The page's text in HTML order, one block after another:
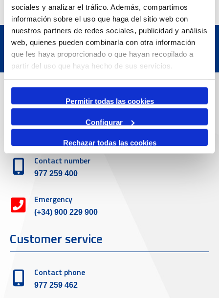
sociales y analizar el tráfico. Además, compartimos
información sobre el uso que haga del sitio web con
nuestros partners de redes sociales, publicidad y análisis
web, quienes pueden combinarla con otra información
que les haya proporcionado o que hayan recopilado a
partir del uso que haya hecho de sus servicios.
Permitir todas las cookies
Configurar
Rechazar todas las cookies
Contact
Contact number
977 259 400
Emergency
(+34) 900 229 900
Customer service
Contact phone
977 259 462